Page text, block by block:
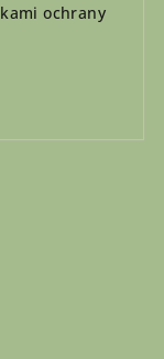
ochrany